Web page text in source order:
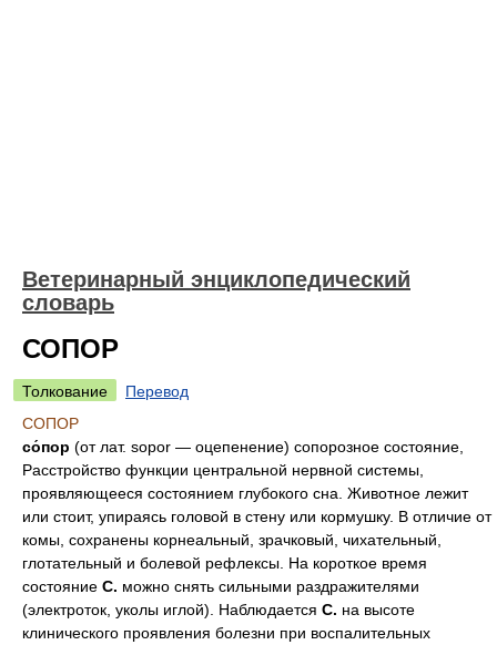
Ветеринарный энциклопедический
словарь
СОПОР
Толкование
Перевод
СОПОР
со́пор (от лат. sopor — оцепенение) сопорозное состояние,
Расстройство функции центральной нервной системы,
проявляющееся состоянием глубокого сна. Животное лежит
или стоит, упираясь головой в стену или кормушку. В отличие от
комы, сохранены корнеальный, зрачковый, чихательный,
глотательный и болевой рефлексы. На короткое время
состояние С. можно снять сильными раздражителями
(электроток, уколы иглой). Наблюдается С. на высоте
клинического проявления болезни при воспалительных